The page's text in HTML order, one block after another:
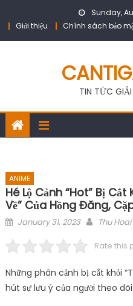
Sunday,
Giới thiệu
Chính sách bảo
TIN TỨC
ANIME
Hé Lộ Cảnh “hot” Bị
Về” Của Hồng Đăng,
Posted
January 31, 2023 Author
Thu Hoai
Rate this
Những phân cảnh bị cắt khỏi
hút sự lưu ý của người theo dõi.